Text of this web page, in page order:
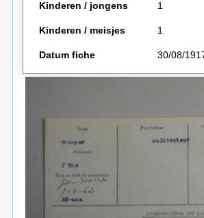
Kinderen / jongens 1
Kinderen / meisjes 1
Datum fiche 30/08/